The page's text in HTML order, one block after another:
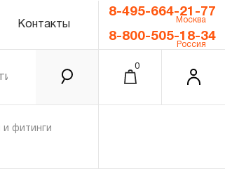
Контакты
8-495-664-21-77
Москва
8-800-505-18-34
Россия
0
фитинги